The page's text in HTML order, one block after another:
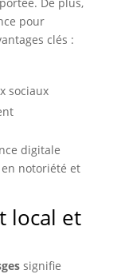
pour
clés :
sociaux
digitale
notoriété et
local et
signifie